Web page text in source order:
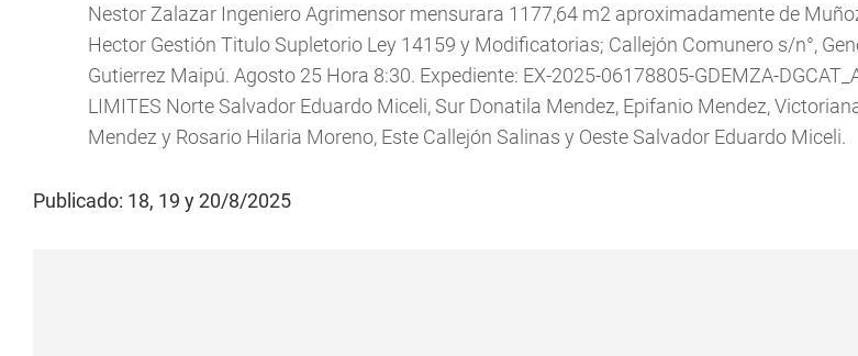
Nestor Zalazar Ingeniero Agrimensor mensurara 1177,64 m2 aproximadamente de
Hector Gestión Titulo Supletorio Ley 14159 y Modificatorias; Callejón Comunero s/n°,
Gutierrez Maipú. Agosto 25 Hora 8:30. Expediente: EX-2025-06178805-GDEMZA-
LIMITES Norte Salvador Eduardo Miceli, Sur Donatila Mendez, Epifanio Mendez,
Mendez y Rosario Hilaria Moreno, Este Callejón Salinas y Oeste Salvador Eduardo Miceli.
Publicado: 18, 19 y 20/8/2025